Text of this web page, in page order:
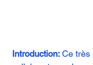
Introduction: Ce très